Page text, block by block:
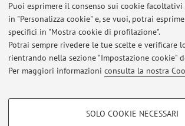
Puoi esprimere il consenso sui cookie
in "Personalizza cookie" e, se vuoi, potrai
specifici in "Mostra cookie di profilazione".
Potrai sempre rivedere le tue scelte e verificare
rientrando nella sezione "Impostazione cookie"
Per maggiori informazioni consulta la nostra
COOKIE DI PROFILAZIONE - FACOLTATIVI
SOLO COOKIE NECESSARI
Ultimi avvisi
Al momento non sono presenti